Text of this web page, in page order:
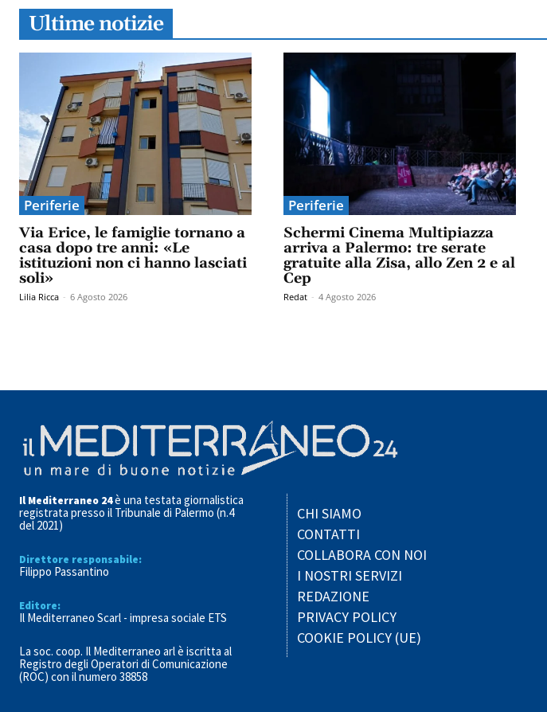
Ultime notizie
Periferie
Via Erice, le famiglie tornano a
casa dopo tre anni: «Le
istituzioni non ci hanno lasciati
soli»
Lilia Ricca - 6 Agosto 2026
Periferie
Schermi Cinema Multipiazza
arriva a Palermo: tre serate
gratuite alla Zisa, allo Zen 2 e al
Cep
Redat - 4 Agosto 2026
Il Mediterraneo 24è una testata giornalistica
registrata presso il Tribunale di Palermo (n.4
del 2021)
Direttore responsabile:
Filippo Passantino
Editore:
Il Mediterraneo Scarl - impresa sociale ETS
La soc. coop. Il Mediterraneo arl è iscritta al
Registro degli Operatori di Comunicazione
(ROC) con il numero 38858
CHI SIAMO
CONTATTI
COLLABORA CON NOI
I NOSTRI SERVIZI
REDAZIONE
PRIVACY POLICY
COOKIE POLICY (UE)